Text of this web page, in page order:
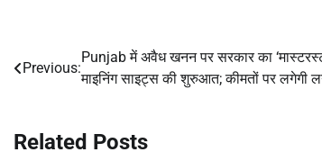
Post
navigation
Previous:
Punjab में अवैध खनन पर सरकार का
माइनिंग साइट्स की शुरुआत; कीमतों पर लगेगी
Related Posts